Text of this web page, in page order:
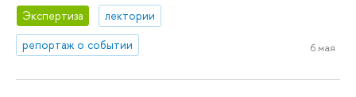
Экспертиза
лектории
репортаж о событии
6 мая